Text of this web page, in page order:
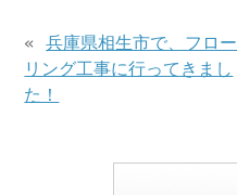
«兵庫県相生市で、フロー
リング工事に行ってきまし
た！